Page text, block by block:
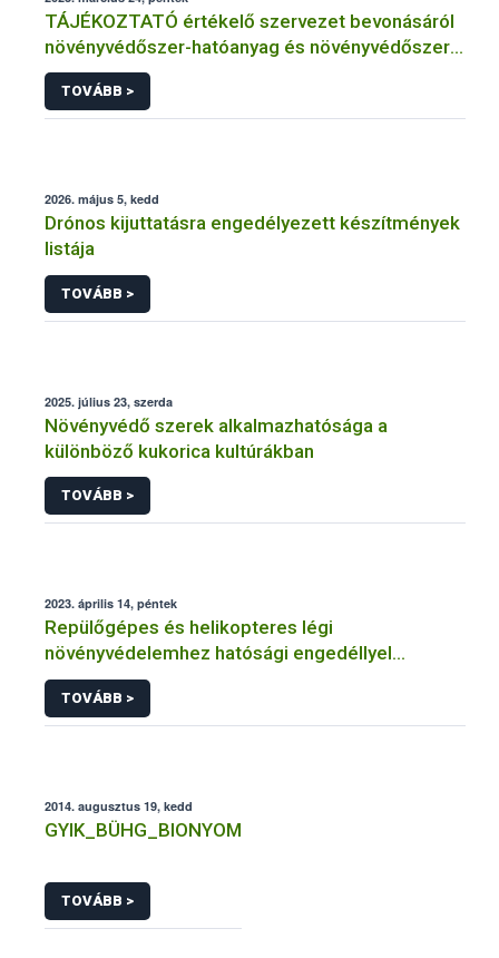
TÁJÉKOZTATÓ értékelő szervezet bevonásáról
növényvédőszer-hatóanyag és növényvédőszer
engedélyezésére, továbbá a meglévő engedély
meghosszabbítására vagy módosítására irányuló
eljárásba
TOVÁBB >
2026. május 5, kedd
Drónos kijuttatásra engedélyezett készítmények
listája
TOVÁBB >
2025. július 23, szerda
Növényvédő szerek alkalmazhatósága a
különböző kukorica kultúrákban
TOVÁBB >
2023. április 14, péntek
Repülőgépes és helikopteres légi
növényvédelemhez hatósági engedéllyel
rendelkező szervezetek
TOVÁBB >
2014. augusztus 19, kedd
GYIK_BÜHG_BIONYOM
TOVÁBB >